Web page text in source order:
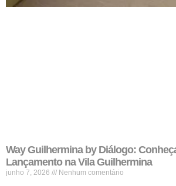
Way Guilhermina by Diálogo:
Lançamento na Vila Guilhermina
junho 7, 2026 Nenhum comentário